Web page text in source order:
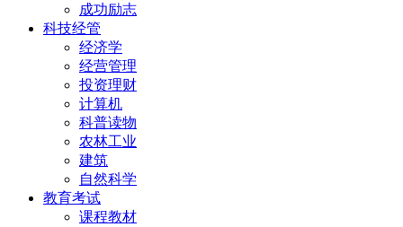
成功励志
科技经管
经济学
经营管理
投资理财
计算机
科普读物
农林工业
建筑
自然科学
教育考试
课程教材